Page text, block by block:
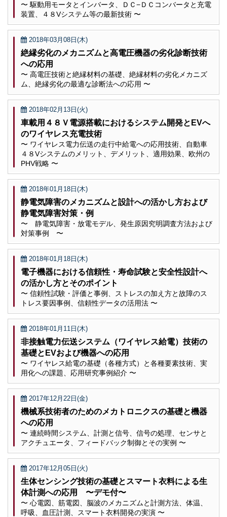
〜 駆動用モータとインバータ、ＤＣ−ＤＣコンバータと充電
装置、４８Vシステム等の最新技術 〜
2018年03月08日(木)
絶縁劣化のメカニズムと高電圧機器の劣化診断技術
への応用
〜 高電圧技術と絶縁材料の基礎、絶縁材料の劣化メカニズ
ム、絶縁劣化の最適な診断法への応用 〜
2018年02月13日(火)
車載用４８Ｖ電源搭載におけるシステム開発とEVへ
のワイヤレス充電技術
〜 ワイヤレス電力伝送の走行中給電への応用技術、自動車
４８Vシステムのメリット、デメリット、適用効果、欧州の
PHV戦略 〜
2018年01月18日(木)
静電気障害のメカニズムと設計への活かし方および
静電気障害対策・例
〜 静電気障害・放電モデル、発生原因究明調査方法および
対策事例 〜
2018年01月18日(木)
電子機器における信頼性・寿命試験と安全性設計へ
の活かし方とそのポイント
〜 信頼性試験・評価と事例、ストレスの加え方と故障のス
トレス要因事例、信頼性データの活用法 〜
2018年01月11日(木)
非接触電力伝送システム（ワイヤレス給電）技術の
基礎とEVおよび機器への応用
〜 ワイヤレス給電の基礎（各種方式）と各種要素技術、実
用化への課題、応用研究事例紹介 〜
2017年12月22日(金)
機械系技術者のためのメカトロニクスの基礎と機器
への応用
〜 連続時間システム、計測と信号、信号の処理、センサと
アクチュエータ、フィードバック制御とその実例 〜
2017年12月05日(火)
生体センシング技術の基礎とスマート衣料による生
体計測への応用 〜デモ付〜
〜 心電図、筋電図、脳波のメカニズムと計測方法、体温、
呼吸、血圧計測、スマート衣料開発の実演 〜